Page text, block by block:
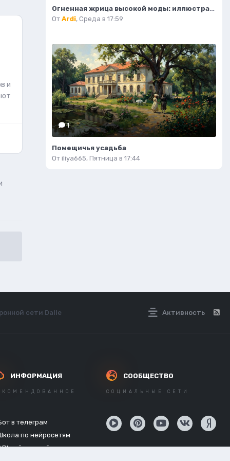
и
Огненная жрица высокой моды: иллюстрация в стиле фэнтези. Изображение из нейронной сети Flux.1
От Ardi, Среда в 17:59
1
Помещичья усадьба
От iliya665, Пятница в 17:44
Активность
сети Dalle
ИНФОРМАЦИЯ
в телеграм
по нейросетям
нейросетей
СООБЩЕСТВО
СОЦИАЛЬНЫЕ СЕТИ